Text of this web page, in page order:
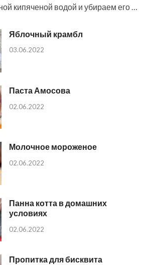
кипяченой водой и убираем его …
Яблочный крамбл
03.06.2022
Паста Амосова
02.06.2022
Молочное мороженое
02.06.2022
Панна котта в домашних
условиях
02.06.2022
Пропитка для бисквита